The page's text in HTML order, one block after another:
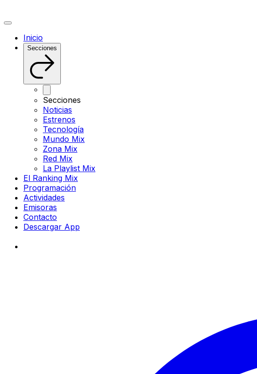
Inicio
Secciones
Secciones
Noticias
Estrenos
Tecnología
Mundo Mix
Zona Mix
Red Mix
La Playlist Mix
El Ranking Mix
Programación
Actividades
Emisoras
Contacto
Descargar App